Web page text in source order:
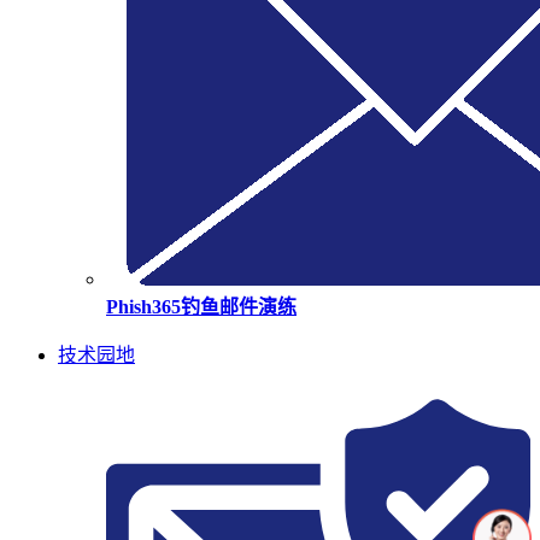
Phish365钓鱼邮件演练
技术园地